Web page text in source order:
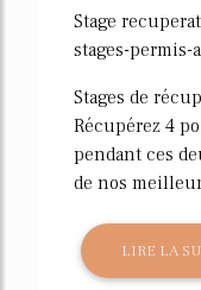
Stage
stages-permis-
Stages de
Récupérez 4
pendant ces
de nos
LIRE LA